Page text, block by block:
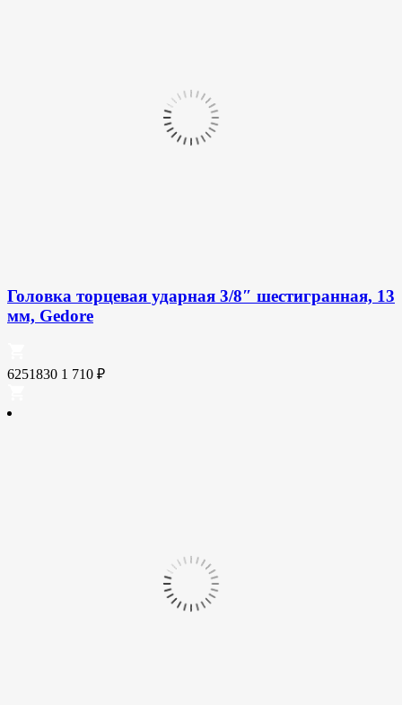
Головка торцевая ударная 3/8″ шестигранная, 13
мм, Gedore
6251830 1 710 ₽